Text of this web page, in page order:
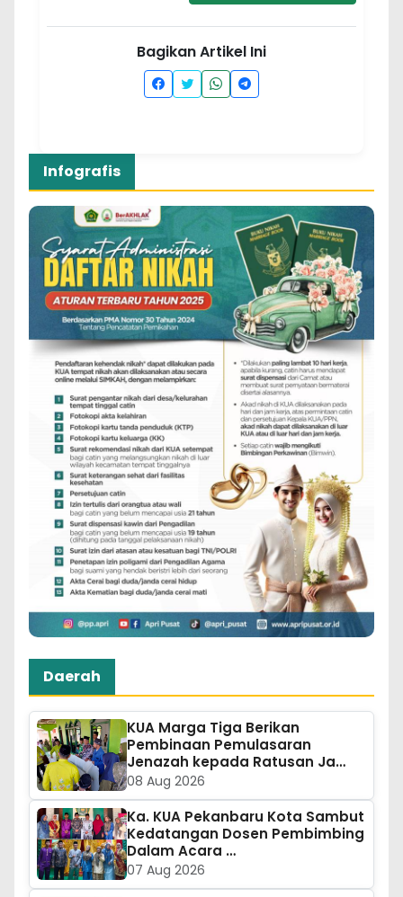
Bagikan Artikel Ini
Infografis
Daerah
KUA Marga Tiga Berikan
Pembinaan Pemulasaran
Jenazah kepada Ratusan Ja…
08 Aug 2026
Ka. KUA Pekanbaru Kota Sambut
Kedatangan Dosen Pembimbing
Dalam Acara …
07 Aug 2026